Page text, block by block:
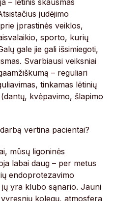
judėjimo
įprastinės veiklos,
sporto, kurių
gale jie gali išsimiegoti,
Svarbiausi veiksniai
– reguliari
tinkamas lėtinių
kvėpavimo, šlapimo
vertina pacientai?
mūsų ligoninės
labai daug – per metus
endoprotezavimo
yra klubo sąnario. Jauni
kolegų, atmosfera